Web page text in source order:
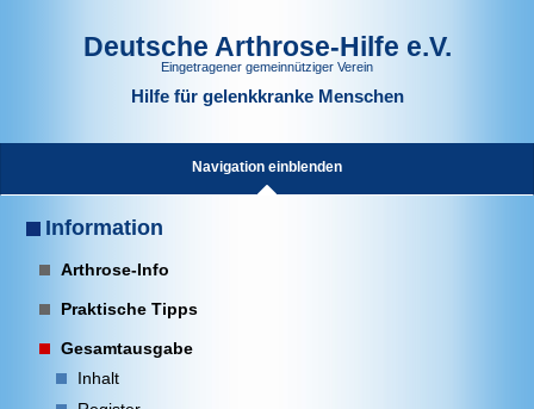
Deutsche Arthrose-Hilfe e.V.
Eingetragener gemeinnütziger Verein
Hilfe für gelenkkranke Menschen
Navigation einblenden
Information
Arthrose-Info
Praktische Tipps
Gesamtausgabe
Inhalt